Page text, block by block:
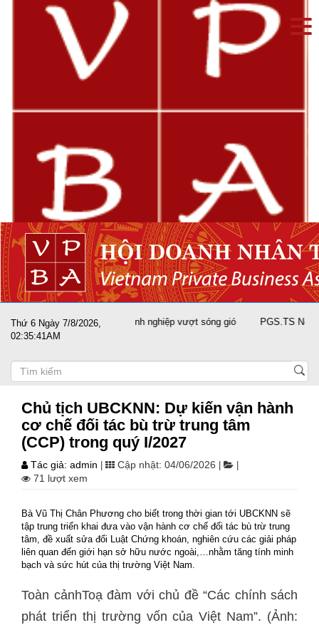
Thứ 6 Ngày 7/8/2026,
02:35:41AM
nước sát cánh cùng doanh nghiệp vượt sóng gió PGS.TS Nguyễn
Chủ tịch UBCKNN: Dự kiến vận hành
cơ chế đối tác bù trừ trung tâm
(CCP) trong quý I/2027
Tác giả: admin Cập nhật: 04/06/2026
71 lượt xem
Bà Vũ Thị Chân Phương cho biết trong thời gian tới UBCKNN sẽ
tập trung triển khai đưa vào vận hành cơ chế đối tác bù trừ trung
tâm, đề xuất sửa đổi Luật Chứng khoán, nghiên cứu các giải pháp
liên quan đến giới hạn sở hữu nước ngoài,…nhằm tăng tính minh
bạch và sức hút của thị trường Việt Nam.
Toàn cảnhToạ đàm với chủ đề “Các chính sách
phát triển thị trường vốn của Việt Nam”. (Ảnh: